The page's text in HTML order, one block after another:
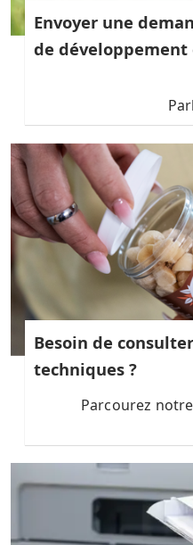
Envoyer une
de développement
Besoin de
techniques ?
Parcourez